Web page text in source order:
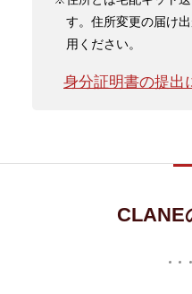
す。住所変更の届け
用ください。
身分証明書の提出
CLANE